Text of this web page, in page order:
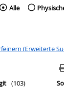
Wählen Sie
Alle
(Erweiterte
springen
(103)